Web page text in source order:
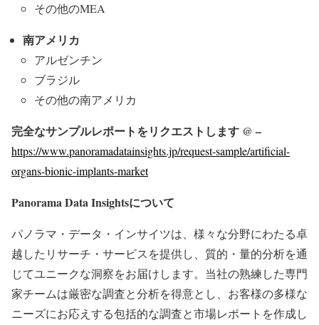
その他のMEA
南アメリカ
アルゼンチン
ブラジル
その他の南アメリカ
完全なサンプルレポートをリクエストします @ –
https://www.panoramadatainsights.jp/request-sample/artificial-
organs-bionic-implants-market
Panorama Data Insightsについて
パノラマ・データ・インサイツは、様々な分野にわたる卓
越したリサーチ・サービスを提供し、質的・量的分析を通
じてユニークな洞察をお届けします。当社の熟練した専門
家チームは厳密な調査と分析を得意とし、お客様の多様な
ニーズにお応えする包括的な調査と市場レポートを作成し